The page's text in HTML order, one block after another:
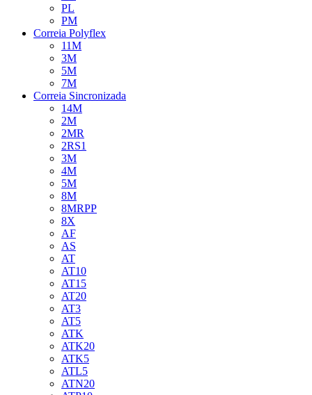
PL
PM
Correia Polyflex
11M
3M
5M
7M
Correia Sincronizada
14M
2M
2MR
2RS1
3M
4M
5M
8M
8MRPP
8X
AF
AS
AT
AT10
AT15
AT20
AT3
AT5
ATK
ATK20
ATK5
ATL5
ATN20